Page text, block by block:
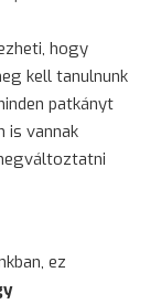
hogy
kell tanulnunk
patkányt
is vannak
ez